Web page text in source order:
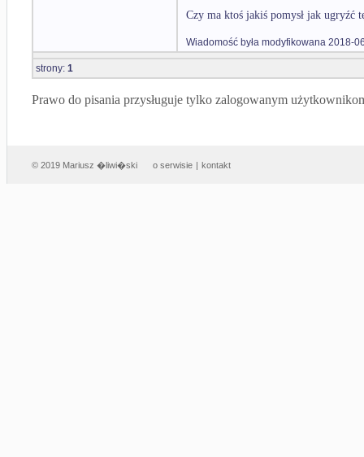
Czy ma ktoś jakiś pomysł jak ugryźć
Wiadomość była modyfikowana 2018-
strony: 1
Prawo do pisania przysługuje tylko zalogowanym
© 2019 Mariusz �liwi�ski o serwisie | kontakt